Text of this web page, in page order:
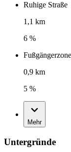
Ruhige Straße
1,1 km
6 %
Fußgängerzone
0,9 km
5 %
Mehr
Untergründe